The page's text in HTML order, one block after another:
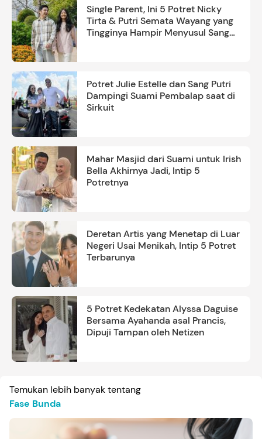
Single Parent, Ini 5 Potret Nicky
Tirta & Putri Semata Wayang yang
Tingginya Hampir Menyusul Sang
Potret Julie Estelle dan Sang Putri
Dampingi Suami Pembalap saat di
Sirkuit
Mahar Masjid dari Suami untuk Irish
Bella Akhirnya Jadi, Intip 5
Potretnya
Deretan Artis yang Menetap di Luar
Negeri Usai Menikah, Intip 5 Potret
Terbarunya
5 Potret Kedekatan Alyssa Daguise
Bersama Ayahanda asal Prancis,
Dipuji Tampan oleh Netizen
Temukan lebih banyak tentang
Fase Bunda